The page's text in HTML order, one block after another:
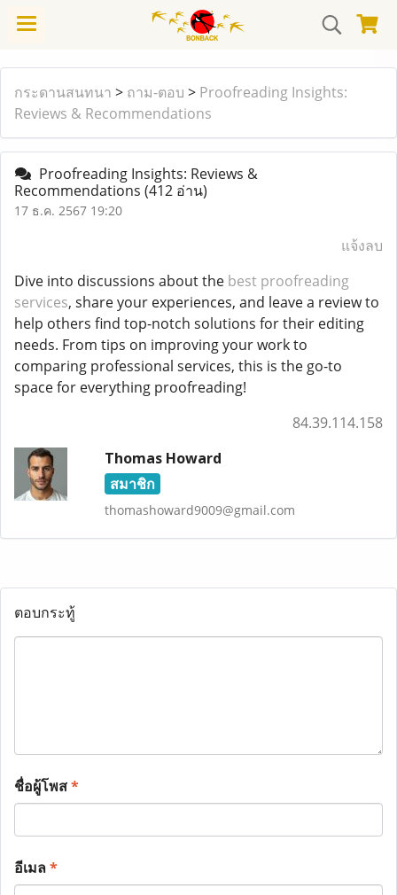
กระดานสนทนา > ถาม-ตอบ > Proofreading Insights:
Reviews & Recommendations
Proofreading Insights: Reviews &
Recommendations (412 อ่าน)
17 ธ.ค. 2567 19:20
แจ้งลบ
Dive into discussions about the best proofreading
services, share your experiences, and leave a review to
help others find top-notch solutions for their editing
needs. From tips on improving your work to
comparing professional services, this is the go-to
space for everything proofreading!
84.39.114.158
Thomas Howard
สมาชิก
thomashoward9009@gmail.com
ตอบกระทู้
ชื่อผู้โพส*
อีเมล*